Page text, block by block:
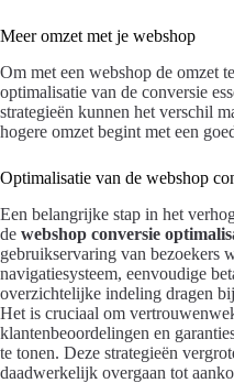
Meer omzet met je webshop
Om met een webshop de omzet
optimalisatie van de conversie
strategieën kunnen het verschil
hogere omzet begint met een
Optimalisatie van de webshop
Een belangrijke stap in het
de webshop conversie
gebruikservaring van bezoekers
navigatiesysteem, eenvoudige
overzichtelijke indeling dragen
Het is cruciaal om
klantenbeoordelingen en
te tonen. Deze strategieën
daadwerkelijk overgaan tot